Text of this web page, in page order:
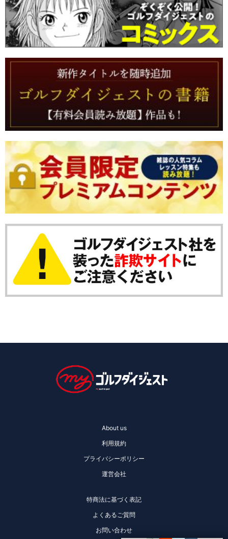
About us
利用規約
プライバシーポリシー
運営会社
特商法に基づく表記
よくあるご質問
お問い合わせ